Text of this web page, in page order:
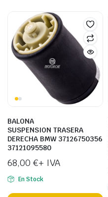
BALONA
SUSPENSION TRASERA
DERECHA BMW 37126750356
37121095580
68,00 €+ IVA
En Stock